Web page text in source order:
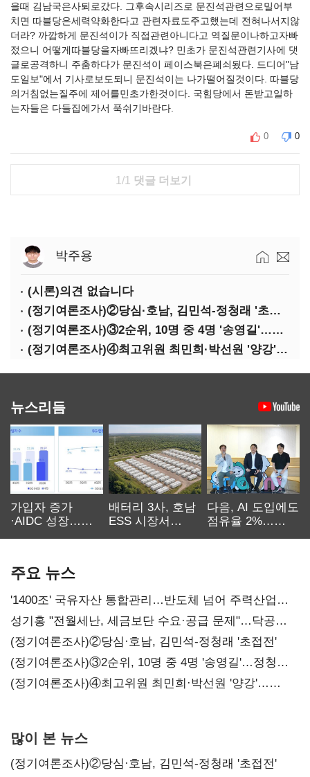
을때 김남국은사퇴로갔다. 그후속시리즈로 문진석관련으로밀어부
치면 따블당은세력약화한다고 관련자료도주고했는데 전혀나서지않
더라? 까깝하게 문진석이가 직접관련아니다고 역질문이나하고자빠
젔으니 어떻게따블당을자빠뜨리겠냐? 민초가 문진석관련기사에 댓
글로공격하니 주춤하다가 문진석이 페이스북은폐쇠됬다. 드디어"남
도일보"에서 기사로보도되니 문진석이는 나가떨어질것이다. 따블당
의거침없는질주에 제어를민초가한것이다. 국힘당에서 돈받고일하
는자들은 다들집에가서 푹쉬기바란다.
0 0
1/1 댓글 더보기
박주용
(시론)의견 없습니다
(정기여론조사)②당심·호남, 김민석-정청래 '초접전'
(정기여론조사)③2순위, 10명 중 4명 '송영길'…정청래 '한 자릿수'
(정기여론조사)④최고위원 최민희·박선원 '양강'…서미화·이성윤·임미애 뒤이어
뉴스리듬
가입자 증가
·AIDC 성장…
배터리 3사, 호남
ESS 시장서
다음, AI 도입에도
점유율 2%…
주요 뉴스
'1400조' 국유자산 통합관리…반도체 넘어 주력산업
구조혁신
성기홍 "전월세난, 세금보단 수요·공급 문제"…닥공
시사
(정기여론조사)②당심·호남, 김민석-정청래 '초접전'
(정기여론조사)③2순위, 10명 중 4명 '송영길'…정청래
'한 자릿수'
(정기여론조사)④최고위원 최민희·박선원 '양강'…
많이 본 뉴스
(정기여론조사)②당심·호남, 김민석-정청래 '초접전'